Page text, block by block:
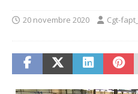
20 novembre 2020 Cgt-